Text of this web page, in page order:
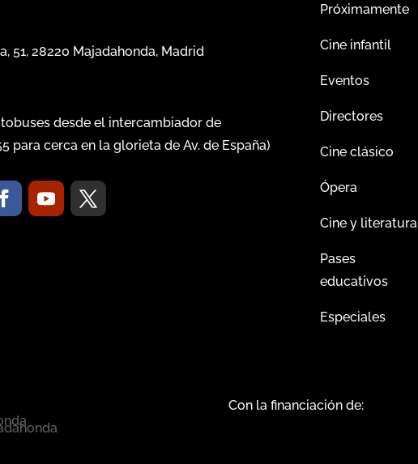
51, 28220 Majadahonda, Madrid
desde el intercambiador de
para cerca en la glorieta de Av. de España)
Próximamente
Cine infantil
Eventos
Directores
Cine clásico
Ópera
Cine y literatura
Pases
educativos
Especiales
Con la financiación de: